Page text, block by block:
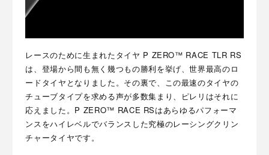
レースのために生まれたタイヤ P ZERO™ RACE TLR RS
は、登場から間も無く幾つもの勝利を挙げ、世界最高のロ
ードタイヤとなりました。その裏で、この最速のタイヤの
チューブタイプを求める声が多数集まり、ピレリはそれに
応えました。P ZERO™ RACE RSはあらゆるパフォーマ
ンスをハイレベルでバランスした究極のレーシングクリン
チャータイヤです。